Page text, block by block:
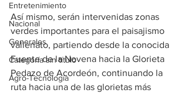
Entretenimiento
Nacional
Generales
Categoría sin título
Agro-Tecnología
Así mismo, serán intervenidas zonas
verdes importantes para el paisajismo
vallenato, partiendo desde la conocida
Fuente de la Novena hacia la Glorieta
Pedazo de Acordeón, continuando la
ruta hacia una de las glorietas más